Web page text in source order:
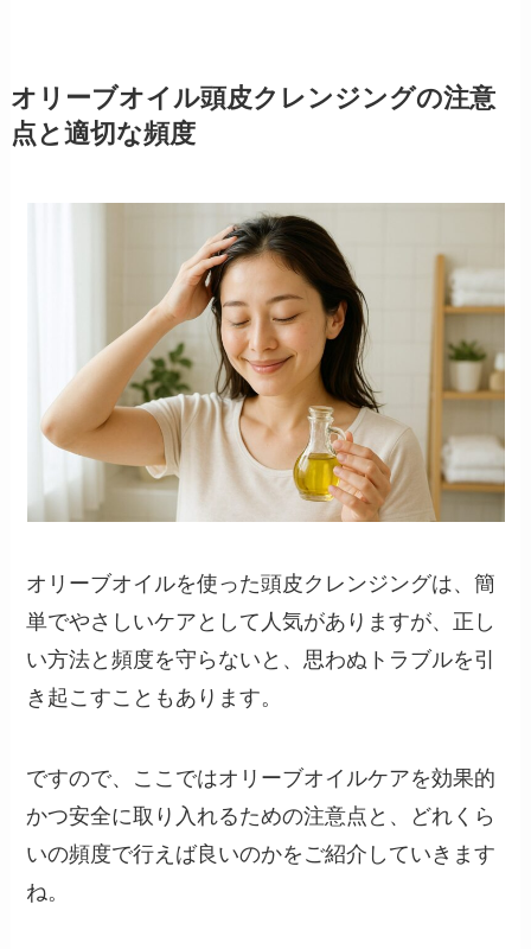
オリーブオイル頭皮クレンジングの注意
点と適切な頻度
オリーブオイルを使った頭皮クレンジングは、簡
単でやさしいケアとして人気がありますが、正し
い方法と頻度を守らないと、思わぬトラブルを引
き起こすこともあります。
ですので、ここではオリーブオイルケアを効果的
かつ安全に取り入れるための注意点と、どれくら
いの頻度で行えば良いのかをご紹介していきます
ね。